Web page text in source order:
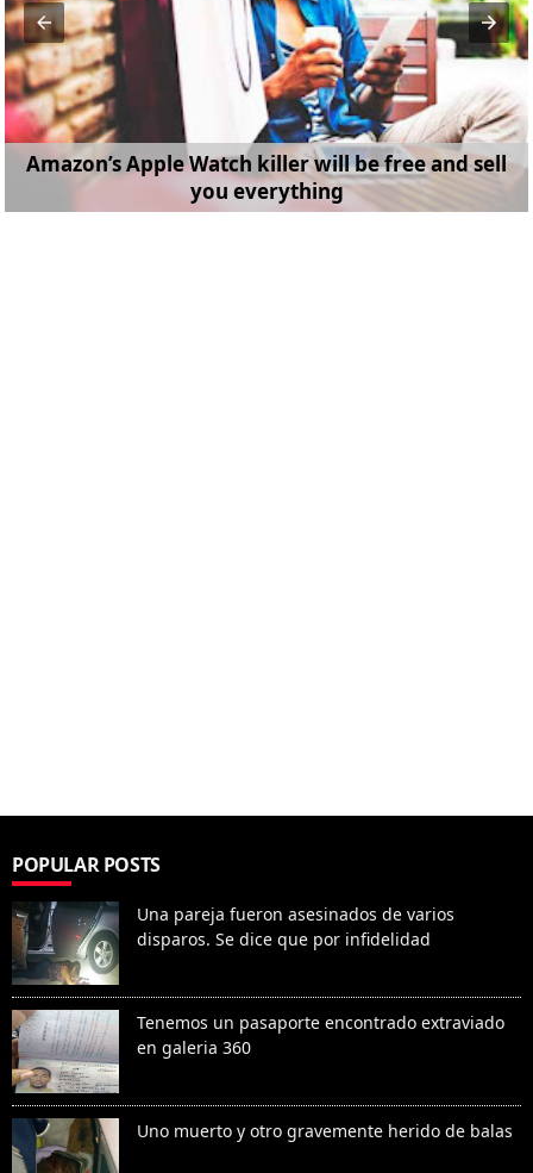
Amazon’s Apple Watch killer will be free and sell
you everything
POPULAR POSTS
Una pareja fueron asesinados de varios
disparos. Se dice que por infidelidad
Tenemos un pasaporte encontrado extraviado
en galeria 360
Uno muerto y otro gravemente herido de balas